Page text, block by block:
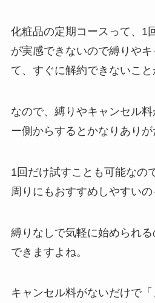
化粧品の定期コースって、1
が実感できないので縛りや
て、すぐに解約できないこと
なので、縛りやキャンセル
ー側からするとかなりありが
1回だけ試すことも可能なの
周りにもおすすめしやすいの
縛りなしで気軽に始められ
できますよね。
キャンセル料がないだけで